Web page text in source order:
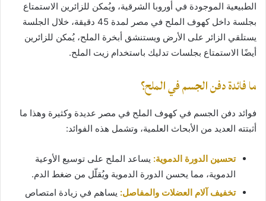
الطبيعية الموجودة في أوروبا الشرقية، ويُمكن للزائرين الاستمتاع
بجلسة داخل كهوف الملح في مصر لمدة 45 دقيقة، خلال الجلسة
يستلقي الزائر على الأرض ويستنشق أبخرة الملح، يُمكن للزائرين
أيضًا الاستمتاع بجلسات تدليك باستخدام زيت الملح.
ما فائدة دفن الجسم في الملح؟
فوائد دفن الجسم في كهوف الملح في مصر عديدة وكثيرة وهذا ما
أثبتته العديد من الأبحاث العلمية، وتشمل هذه الفوائد:
تحسين الدورة الدموية: يساعد الملح على توسيع الأوعية
الدموية، مما يحسن الدورة الدموية ويُقلّل من ضغط الدم.
تخفيف آلام العضلات والمفاصل: يساهم في زيادة امتصاص